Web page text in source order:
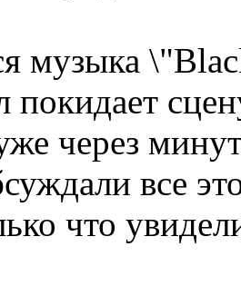
музыка
покидает
через
все
что